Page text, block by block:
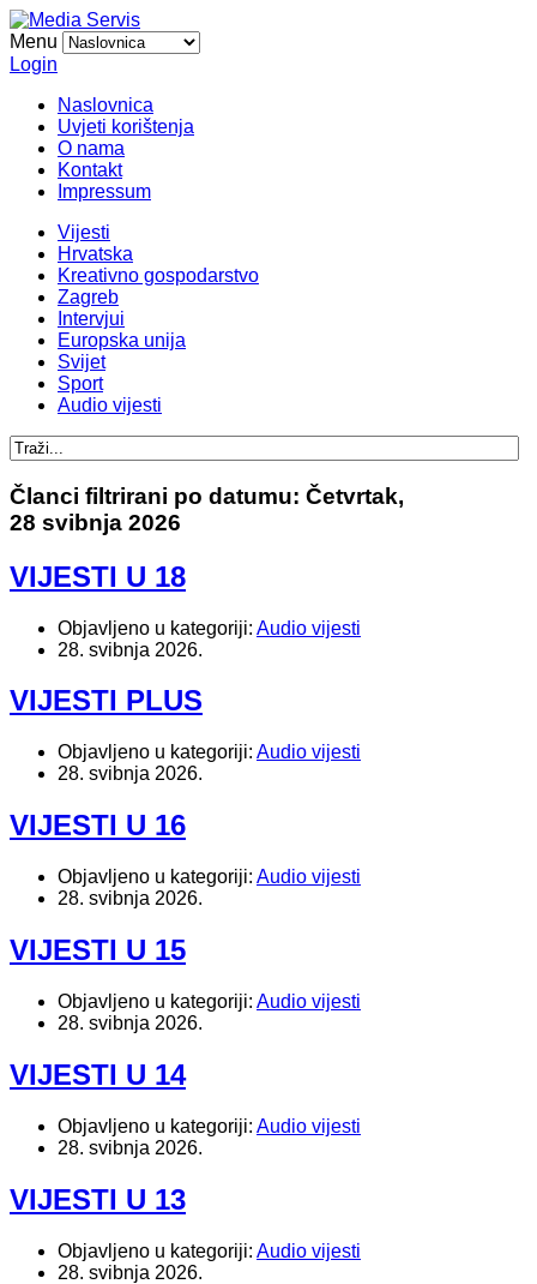
Menu
Login
Naslovnica
Uvjeti korištenja
O nama
Kontakt
Impressum
Vijesti
Hrvatska
Kreativno gospodarstvo
Zagreb
Intervjui
Europska unija
Svijet
Sport
Audio vijesti
Članci filtrirani po datumu: Četvrtak,
28 svibnja 2026
VIJESTI U 18
Objavljeno u kategoriji: Audio vijesti
28. svibnja 2026.
VIJESTI PLUS
Objavljeno u kategoriji: Audio vijesti
28. svibnja 2026.
VIJESTI U 16
Objavljeno u kategoriji: Audio vijesti
28. svibnja 2026.
VIJESTI U 15
Objavljeno u kategoriji: Audio vijesti
28. svibnja 2026.
VIJESTI U 14
Objavljeno u kategoriji: Audio vijesti
28. svibnja 2026.
VIJESTI U 13
Objavljeno u kategoriji: Audio vijesti
28. svibnja 2026.